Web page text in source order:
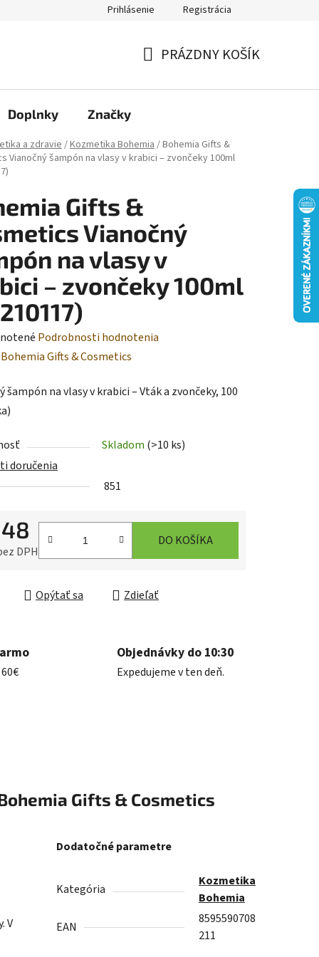
Prihlásenie Registrácia
PRÁZDNY KOŠÍK
Doplnky Značky
a zdravie/Kozmetika Bohemia/Bohemia Gifts &
Vianočný šampón na vlasy v krabici – zvončeky 100ml
Gifts &
Vianočný
na vlasy v
– zvončeky 100ml
Podrobnosti hodnotenia
Bohemia Gifts & Cosmetics
šampón na vlasy v krabici – Vták a zvončeky, 100
Skladom (>10 ks)
doručenia
851
DPH
DO KOŠÍKA
Opýtať sa Zdieľať
Objednávky do 10:30
Expedujeme v ten deň.
Gifts & Cosmetics
V
Dodatočné parametre
Kategória
Kozmetika
Bohemia
EAN
8595590708
211